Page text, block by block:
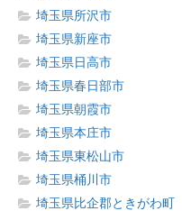
埼玉県所沢市
埼玉県新座市
埼玉県日高市
埼玉県春日部市
埼玉県朝霞市
埼玉県本庄市
埼玉県東松山市
埼玉県桶川市
埼玉県比企郡ときがわ町